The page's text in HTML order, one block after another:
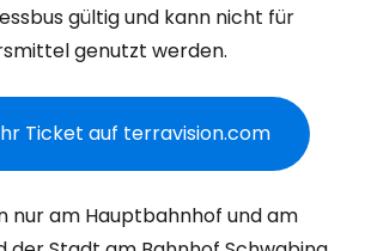
gültig und kann nicht für
genutzt werden.
Ticket auf terravision.com
nur am Hauptbahnhof und am